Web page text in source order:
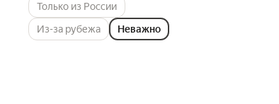
Только из России
Из-за рубежа
Неважно